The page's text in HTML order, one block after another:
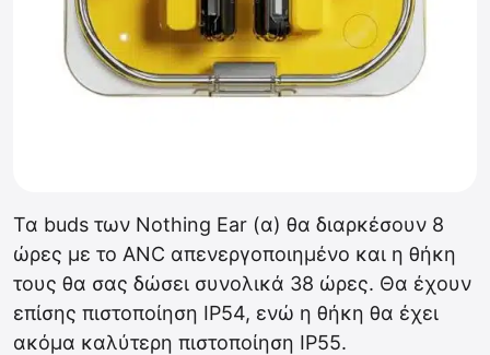
Τα buds των Nothing Ear (α) θα διαρκέσουν 8
ώρες με το ANC απενεργοποιημένο και η θήκη
τους θα σας δώσει συνολικά 38 ώρες. Θα έχουν
επίσης πιστοποίηση IP54, ενώ η θήκη θα έχει
ακόμα καλύτερη πιστοποίηση IP55.